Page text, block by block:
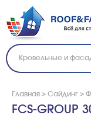
Главная > Сайдинг >
FCS-GROUP